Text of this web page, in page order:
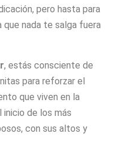
pero hasta para
nada te salga fuera
, estás consciente de
para reforzar el
que viven en la
inicio de los más
con sus altos y